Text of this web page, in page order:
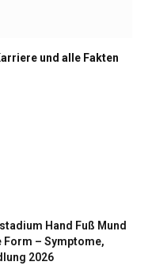
und alle Fakten
Hand Fuß Mund
Form – Symptome,
2026